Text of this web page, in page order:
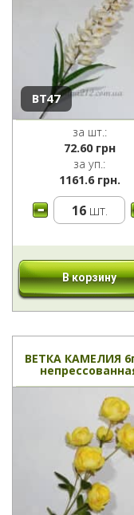
ВТ47
за шт.:
72.60 грн
за уп.:
1161.6 грн.
16шт.
В корзину
ВЕТКА КАМЕЛИЯ